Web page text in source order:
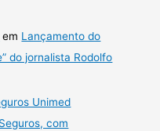
em Lançamento do
do jornalista Rodolfo
Unimed
com